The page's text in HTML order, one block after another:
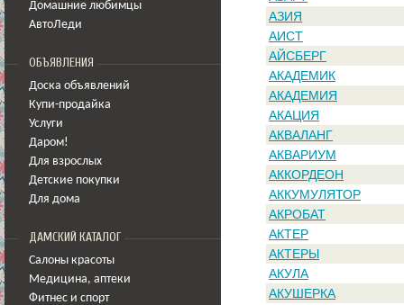
Домашние любимцы
АвтоЛеди
ОБЪЯВЛЕНИЯ
Доска объявлений
Купи-продайка
Услуги
Даром!
Для взрослых
Детские покупки
Для дома
ДАМСКИЙ КАТАЛОГ
Салоны красоты
Медицина, аптеки
Фитнес и спорт
АЗИЯ
АИСТ
АЙСБЕРГ
АКАДЕМИК
АКАДЕМИЯ
АКАЦИЯ
АКВАЛАНГ
АКВАРИУМ
АККОРДЕОН
АККУМУЛЯТОР
АКРОБАТ
АКТЕР
АКТЕРЫ
АКУЛА
АКУШЕРКА